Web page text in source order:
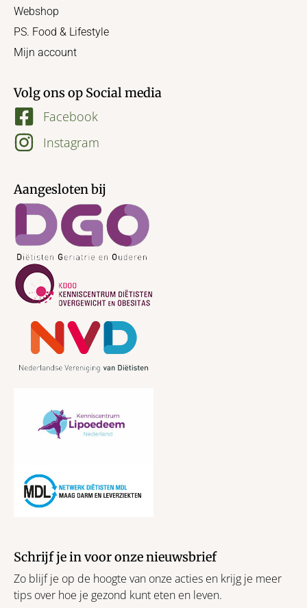
Webshop
PS. Food & Lifestyle
Mijn account
Volg ons op Social media
Facebook
Instagram
Aangesloten bij
Schrijf je in voor onze nieuwsbrief
Zo blijf je op de hoogte van onze acties en krijg je meer
tips over hoe je gezond kunt eten en leven.